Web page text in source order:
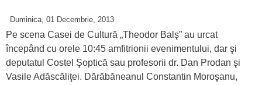
Duminica, 01 Decembrie, 2013
Pe scena Casei de Cultură „Theodor Balş” au urcat
începând cu orele 10:45 amfitrionii evenimentului, dar şi
deputatul Costel Şoptică sau profesorii dr. Dan Prodan şi
Vasile Adăscăliţei. Dărăbăneanul Constantin Moroşanu,